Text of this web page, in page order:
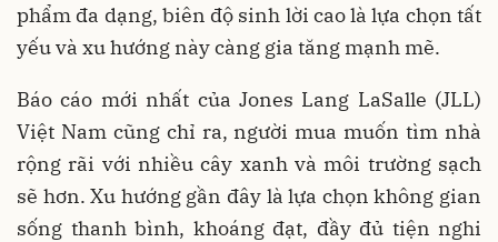
phẩm đa dạng, biên độ sinh lời cao là lựa chọn tất
yếu và xu hướng này càng gia tăng mạnh mẽ.
Báo cáo mới nhất của Jones Lang LaSalle (JLL)
Việt Nam cũng chỉ ra, người mua muốn tìm nhà
rộng rãi với nhiều cây xanh và môi trường sạch
sẽ hơn. Xu hướng gần đây là lựa chọn không gian
sống thanh bình, khoáng đạt, đầy đủ tiện nghi